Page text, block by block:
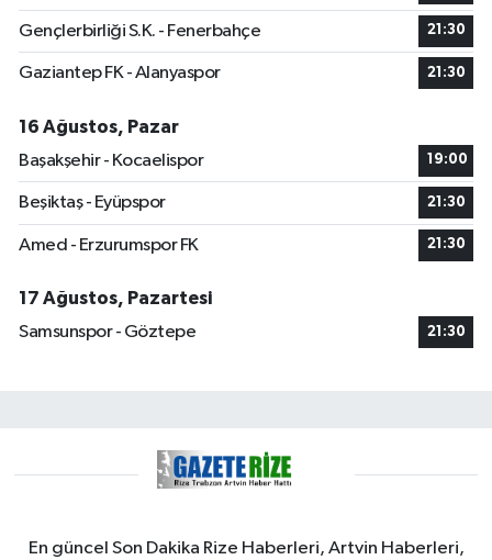
Gençlerbirliği S.K. - Fenerbahçe 21:30
Gaziantep FK - Alanyaspor 21:30
16 Ağustos, Pazar
Başakşehir - Kocaelispor
19:00
Beşiktaş - Eyüpspor 21:30
Amed - Erzurumspor FK 21:30
17 Ağustos, Pazartesi
Samsunspor - Göztepe
21:30
En güncel Son Dakika Rize Haberleri, Artvin Haberleri,